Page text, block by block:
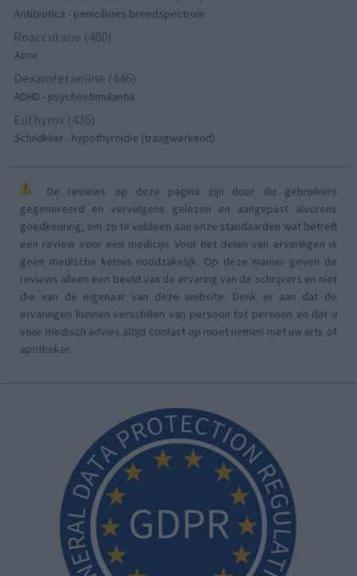
Antibiotica - penicillines breedspectrum
Roaccutane (480)
Acne
Dexamfetamine (446)
ADHD - psychostimulantia
Euthyrox (436)
Schildklier - hypothyroidie (traagwerkend)
De reviews op deze pagina zijn door de gebruikers
gegenereerd en vervolgens gelezen en aangepast alvorens
goedkeuring, om zo te voldoen aan onze standaarden wat betreft
een review voor een medicijn. Voor het delen van ervaringen is
geen medische kennis noodzakelijk. Op deze manier geven de
reviews alleen een beeld van de ervaring van de schrijvers en niet
die van de eigenaar van deze website. Denk er aan dat de
ervaringen kunnen verschillen van persoon tot persoon en dat u
voor medisch advies altijd contact op moet nemen met uw arts of
apotheker.